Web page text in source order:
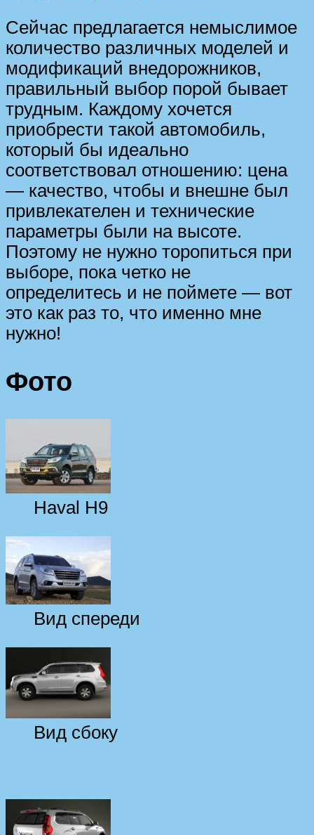
Сейчас предлагается немыслимое
количество различных моделей и
модификаций внедорожников,
правильный выбор порой бывает
трудным. Каждому хочется
приобрести такой автомобиль,
который бы идеально
соответствовал отношению: цена
— качество, чтобы и внешне был
привлекателен и технические
параметры были на высоте.
Поэтому не нужно торопиться при
выборе, пока четко не
определитесь и не поймете — вот
это как раз то, что именно мне
нужно!
Фото
Haval H9
Вид спереди
Вид сбоку